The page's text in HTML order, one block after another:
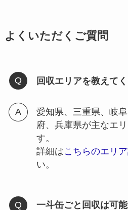
よくいただくご質問
回収エリアを教えて
愛知県、三重県、岐
府、兵庫県が主なエ
す。
詳細はこちらのエリ
い。
一斗缶ごと回収は可